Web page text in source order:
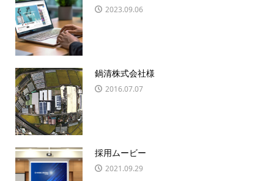
2023.09.06
鍋清株式会社様
2016.07.07
採用ムービー
2021.09.29